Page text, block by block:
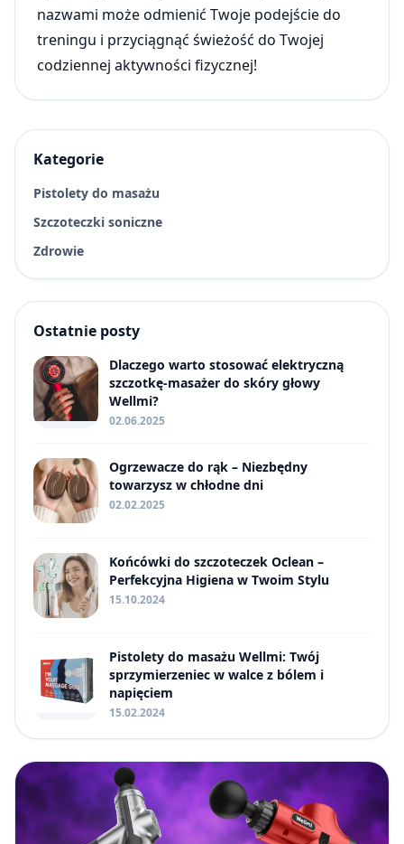
nazwami może odmienić Twoje podejście do
treningu i przyciągnąć świeżość do Twojej
codziennej aktywności fizycznej!
Kategorie
Pistolety do masażu
Szczoteczki soniczne
Zdrowie
Ostatnie posty
Dlaczego warto stosować elektryczną
szczotkę-masażer do skóry głowy
Wellmi?
02.06.2025
Ogrzewacze do rąk – Niezbędny
towarzysz w chłodne dni
02.02.2025
Końcówki do szczoteczek Oclean –
Perfekcyjna Higiena w Twoim Stylu
15.10.2024
Pistolety do masażu Wellmi: Twój
sprzymierzeniec w walce z bólem i
napięciem
15.02.2024